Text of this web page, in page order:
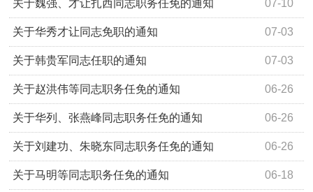
07-10
关于魏强、才让扎西同志职务任免的通知
07-03
关于华秀才让同志免职的通知
07-03
关于韩贵军同志任职的通知
06-26
关于赵洪伟等同志职务任免的通知
06-26
关于华列、张燕峰同志职务任免的通知
06-26
关于刘建功、朱晓东同志职务任免的通知
06-18
关于马明等同志职务任免的通知